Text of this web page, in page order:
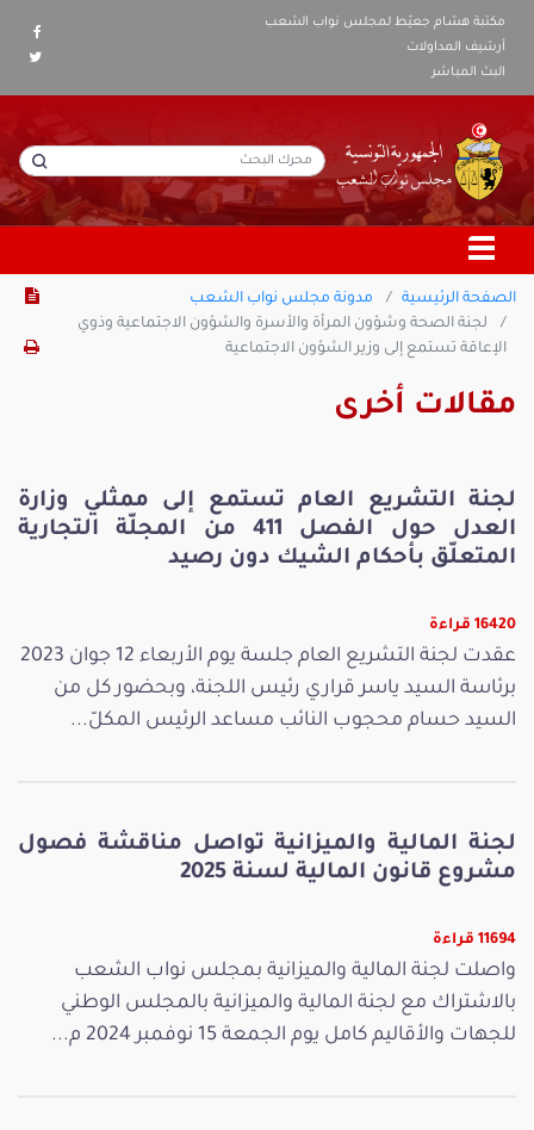
مكتبة هشام جعيّط لمجلس نواب الشعب
أرشيف المداولات
البث المباشر
الصفحة الرئيسية
مدونة مجلس نواب الشعب
لجنة الصحة وشؤون المرأة والأسرة والشؤون الاجتماعية وذوي
الإعاقة تستمع إلى وزير الشؤون الاجتماعية
مقالات أخرى
لجنة التشريع العام تستمع إلى ممثلي وزارة
العدل حول الفصل 411 من المجلّة التجارية
المتعلّق بأحكام الشيك دون رصيد
16420 قراءة
عقدت لجنة التشريع العام جلسة يوم الأربعاء 12 جوان 2023
برئاسة السيد ياسر قراري رئيس اللجنة، وبحضور كل من
السيد حسام محجوب النائب مساعد الرئيس المكلّ...
لجنة المالية والميزانية تواصل مناقشة فصول
مشروع قانون المالية لسنة 2025
11694 قراءة
واصلت لجنة المالية والميزانية بمجلس نواب الشعب
بالاشتراك مع لجنة المالية والميزانية بالمجلس الوطني
للجهات والأقاليم كامل يوم الجمعة 15 نوفمبر 2024 م...